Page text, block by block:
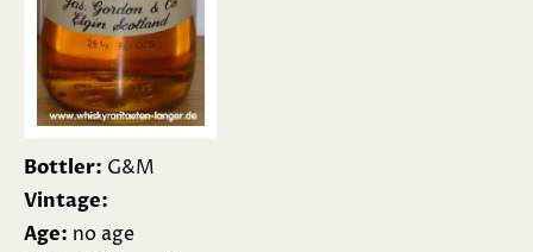
Bottler: G&M
Vintage:
Age: no age